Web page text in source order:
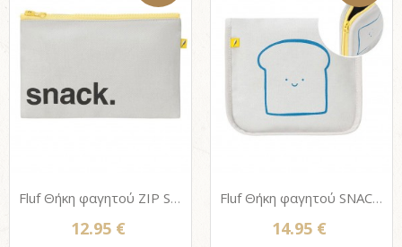
Fluf Θήκη φαγητού ZIP SNACK SACK από βιολογικό βαμβάκι - 'SNACK' BLACK
12.95 €
Fluf Θήκη φαγητού SNACK MAT από βιολογικό βαμβάκι - BREAD BLUE
14.95 €